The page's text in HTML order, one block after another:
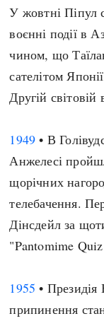
У жовтні Піпул
воєнні події в
чином, що
сателітом
Другій світовій
1949 • В
Анжелесі
щорічних
телебачення.
Дінсдейл за
"Pantomime
1955 •
припинення